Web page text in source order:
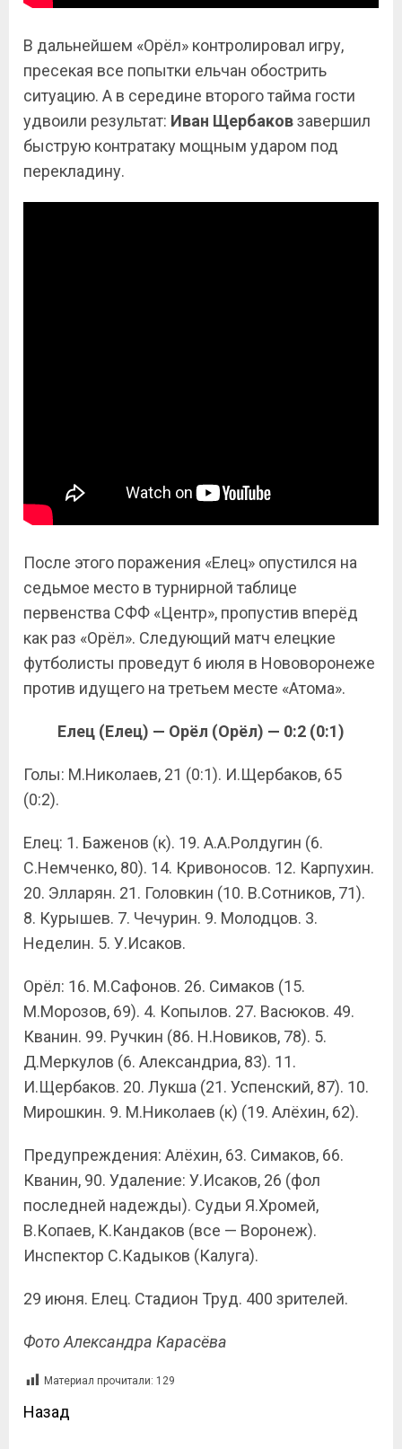
В дальнейшем «Орёл» контролировал игру,
пресекая все попытки ельчан обострить
ситуацию. А в середине второго тайма гости
удвоили результат: Иван Щербаковзавершил
быструю контратаку мощным ударом под
перекладину.
После этого поражения «Елец» опустился на
седьмое место в турнирной таблице
первенства СФФ «Центр», пропустив вперёд
как раз «Орёл». Следующий матч елецкие
футболисты проведут 6 июля в Нововоронеже
против идущего на третьем месте «Атома».
Елец (Елец) — Орёл (Орёл) — 0:2 (0:1)
Голы: М.Николаев, 21 (0:1). И.Щербаков, 65
(0:2).
Елец: 1. Баженов (к). 19. А.А.Ролдугин (6.
С.Немченко, 80). 14. Кривоносов. 12. Карпухин.
20. Элларян. 21. Головкин (10. В.Сотников, 71).
8. Курышев. 7. Чечурин. 9. Молодцов. 3.
Неделин. 5. У.Исаков.
Орёл: 16. М.Сафонов. 26. Симаков (15.
М.Морозов, 69). 4. Копылов. 27. Васюков. 49.
Кванин. 99. Ручкин (86. Н.Новиков, 78). 5.
Д.Меркулов (6. Александриа, 83). 11.
И.Щербаков. 20. Лукша (21. Успенский, 87). 10.
Мирошкин. 9. М.Николаев (к) (19. Алёхин, 62).
Предупреждения: Алёхин, 63. Симаков, 66.
Кванин, 90. Удаление: У.Исаков, 26 (фол
последней надежды). Судьи Я.Хромей,
В.Копаев, К.Кандаков (все — Воронеж).
Инспектор С.Кадыков (Калуга).
29 июня. Елец. Стадион Труд. 400 зрителей.
Фото Александра Карасёва
Материал прочитали: 129
Назад